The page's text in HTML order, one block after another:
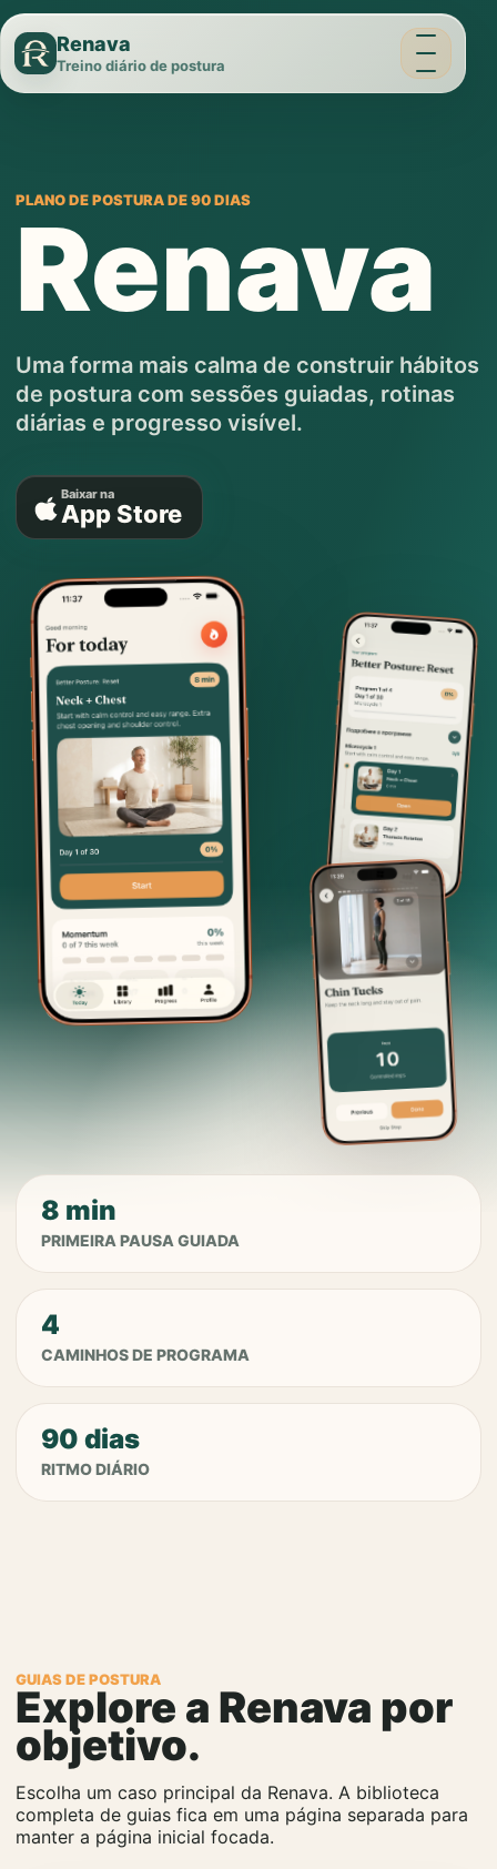
Renava
Treino diário de postura
Menu
PLANO DE POSTURA DE 90 DIAS
Renava
Uma forma mais calma de construir hábitos
de postura com sessões guiadas, rotinas
diárias e progresso visível.
Baixar na
App Store
8 min
PRIMEIRA PAUSA GUIADA
4
CAMINHOS DE PROGRAMA
90 dias
RITMO DIÁRIO
GUIAS DE POSTURA
Explore a Renava por
objetivo.
Escolha um caso principal da Renava. A biblioteca
completa de guias fica em uma página separada para
manter a página inicial focada.